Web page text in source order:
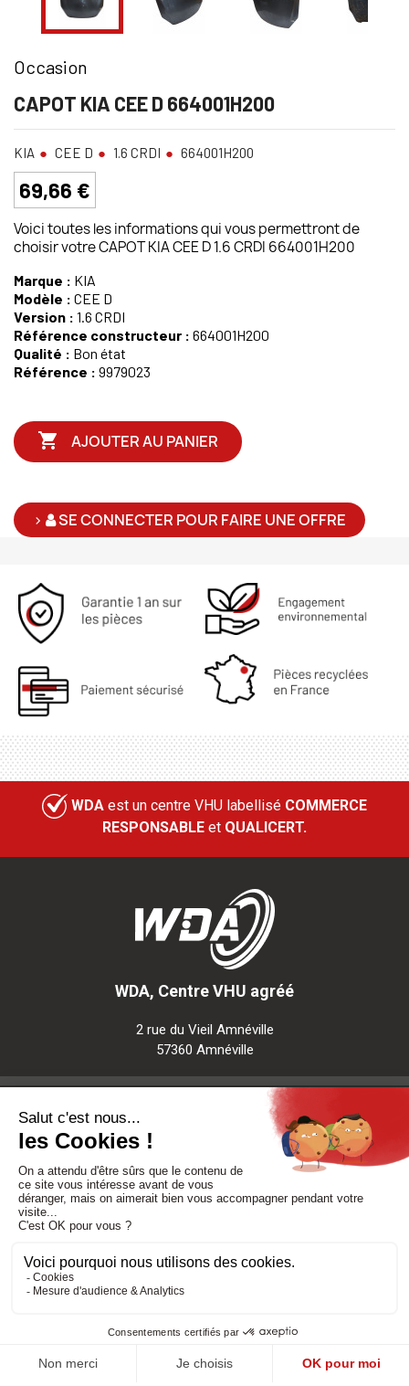
Occasion
CAPOT KIA CEE D 664001H200
KIA CEE D 1.6 CRDI 664001H200
69,66 €
Voici toutes les informations qui vous permettront de
choisir votre CAPOT KIA CEE D 1.6 CRDI 664001H200
Marque : KIA
Modèle : CEE D
Version : 1.6 CRDI
Référence constructeur : 664001H200
Qualité : Bon état
Référence : 9979023
 AJOUTER AU PANIER
> SE CONNECTER POUR FAIRE UNE OFFRE
WDA est un centre VHU labellisé COMMERCE
RESPONSABLE et QUALICERT.
WDA, Centre VHU agréé
2 rue du Vieil Amnéville
57360 Amnéville
Besoin d'aide
Politique de confidentialité- Mentions légales